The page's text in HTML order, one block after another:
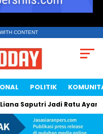
CONTENT
POLITIK
Jadi Ratu Ayam KFC